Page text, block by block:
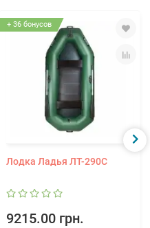
+ 36 бонусов
Лодка Ладья ЛТ-290С
9215.00 грн.